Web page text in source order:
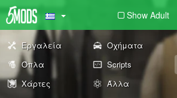
Show Adult
Εργαλεία Οχήματα
Όπλα
Scripts
Χάρτες
Άλλα